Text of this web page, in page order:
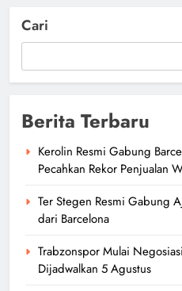
Cari
Berita Terbaru
Kerolin Resmi Gabung
Pecahkan Rekor Penjualan
Ter Stegen Resmi Gabung
dari Barcelona
Trabzonspor Mulai
Dijadwalkan 5 Agustus